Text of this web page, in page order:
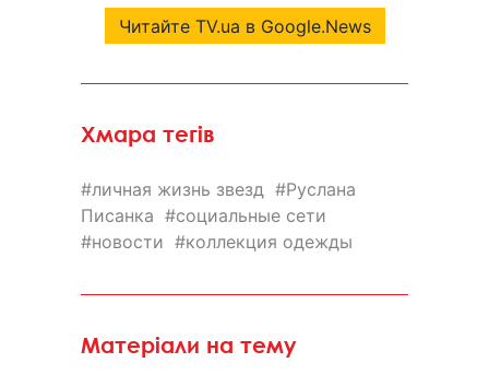
Читайте TV.ua в Google.News
Хмара тегів
личная жизнь звезд
Руслана
Писанка
социальные сети
новости
коллекция одежды
Матеріали на тему